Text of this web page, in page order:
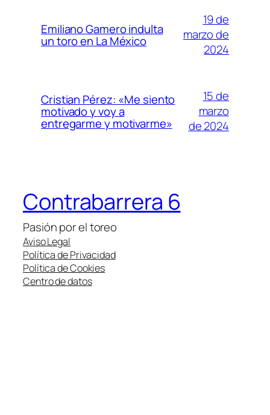
Emiliano Gamero indulta
un toro en La México
19 de
marzo de
2024
Cristian Pérez: «Me siento
motivado y voy a
entregarme y motivarme»
15 de
marzo
de 2024
Contrabarrera 6
Pasión por el toreo
Aviso Legal
Política de Privacidad
Política de Cookies
Centro de datos